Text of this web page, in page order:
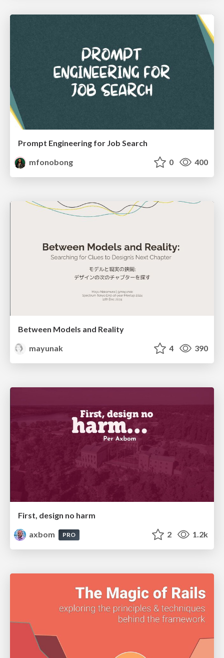
Prompt Engineering for Job Search
mfonobong
0 400
Between Models and Reality
mayunak
4 390
First, design no harm
axbom
PRO 2 1.2k